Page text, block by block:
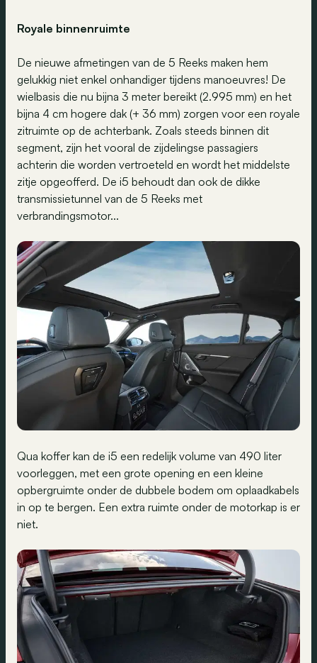
Royale binnenruimte
De nieuwe afmetingen van de 5 Reeks maken hem
gelukkig niet enkel onhandiger tijdens manoeuvres! De
wielbasis die nu bijna 3 meter bereikt (2.995 mm) en het
bijna 4 cm hogere dak (+ 36 mm) zorgen voor een royale
zitruimte op de achterbank. Zoals steeds binnen dit
segment, zijn het vooral de zijdelingse passagiers
achterin die worden vertroeteld en wordt het middelste
zitje opgeofferd. De i5 behoudt dan ook de dikke
transmissietunnel van de 5 Reeks met
verbrandingsmotor...
Qua koffer kan de i5 een redelijk volume van 490 liter
voorleggen, met een grote opening en een kleine
opbergruimte onder de dubbele bodem om oplaadkabels
in op te bergen. Een extra ruimte onder de motorkap is er
niet.